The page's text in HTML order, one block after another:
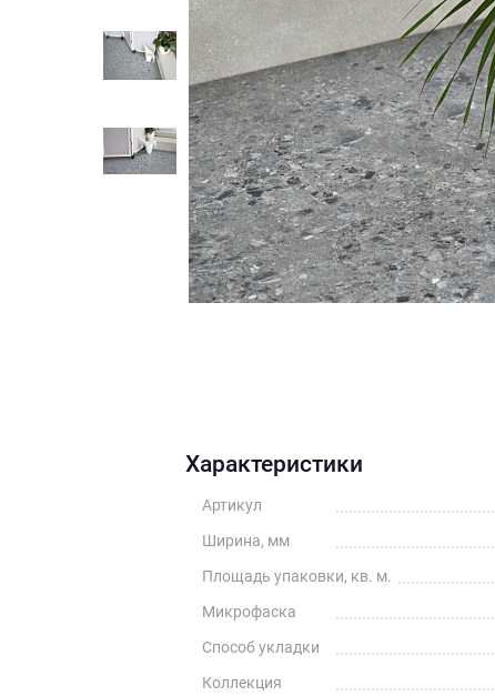
Характеристики
Артикул
Ширина, мм
Площадь упаковки, кв. м.
Микрофаска
Способ укладки
Коллекция